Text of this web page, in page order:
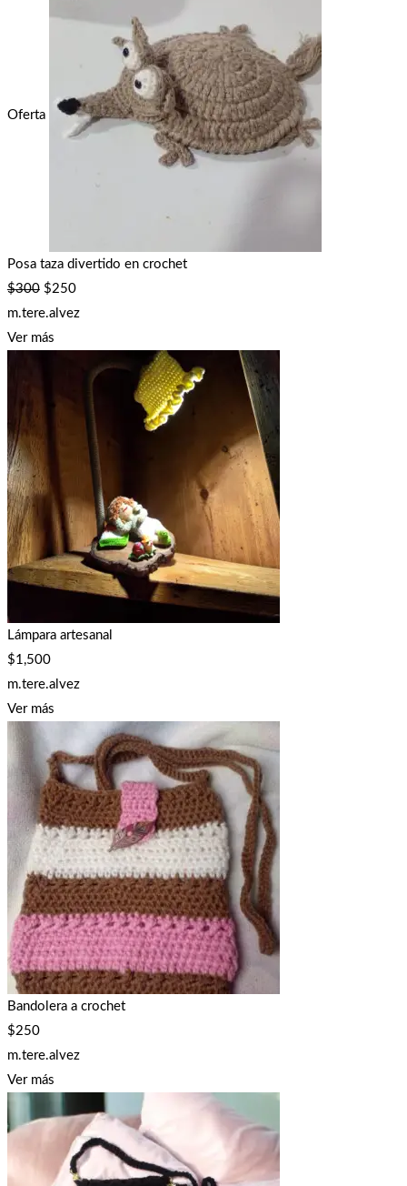
Oferta
Posa taza divertido en crochet
$300 $250
m.tere.alvez
Ver más
Lámpara artesanal
$1,500
m.tere.alvez
Ver más
Bandolera a crochet
$250
m.tere.alvez
Ver más